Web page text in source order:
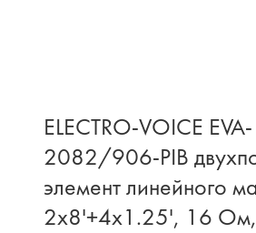
ELECTRO-VOICE EVA-
2082/906-PIB
элемент линейного
2x8'+4x1.25', 16